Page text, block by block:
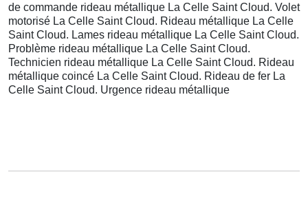
de commande rideau métallique La Celle Saint Cloud. Volet
motorisé La Celle Saint Cloud. Rideau métallique La Celle
Saint Cloud. Lames rideau métallique La Celle Saint Cloud.
Problème rideau métallique La Celle Saint Cloud.
Technicien rideau métallique La Celle Saint Cloud. Rideau
métallique coincé La Celle Saint Cloud. Rideau de fer La
Celle Saint Cloud. Urgence rideau métallique